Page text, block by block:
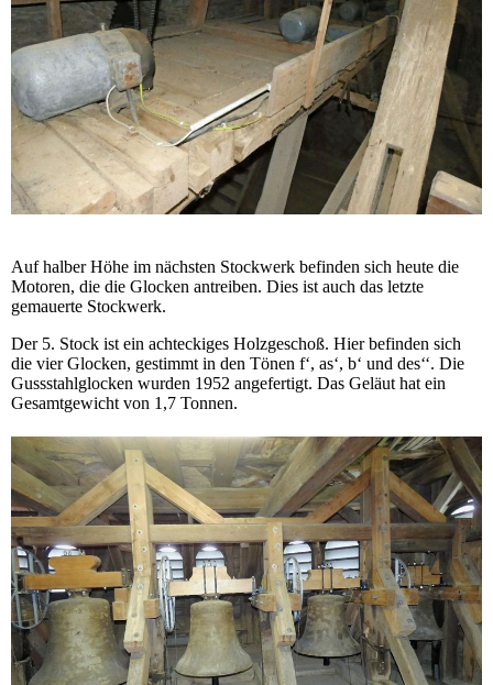
Auf halber Höhe im nächsten Stockwerk befinden sich heute die
Motoren, die die Glocken antreiben. Dies ist auch das letzte
gemauerte Stockwerk.
Der 5. Stock ist ein achteckiges Holzgeschoß. Hier befinden sich
die vier Glocken, gestimmt in den Tönen f‘, as‘, b‘ und des‘‘. Die
Gussstahlglocken wurden 1952 angefertigt. Das Geläut hat ein
Gesamtgewicht von 1,7 Tonnen.